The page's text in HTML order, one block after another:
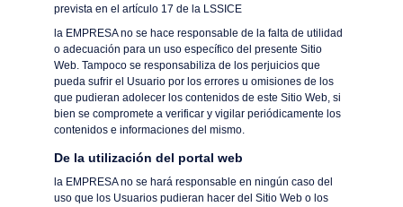
prevista en el artículo 17 de la LSSICE
la EMPRESA no se hace responsable de la falta de utilidad
o adecuación para un uso específico del presente Sitio
Web. Tampoco se responsabiliza de los perjuicios que
pueda sufrir el Usuario por los errores u omisiones de los
que pudieran adolecer los contenidos de este Sitio Web, si
bien se compromete a verificar y vigilar periódicamente los
contenidos e informaciones del mismo.
De la utilización del portal web
la EMPRESA no se hará responsable en ningún caso del
uso que los Usuarios pudieran hacer del Sitio Web o los